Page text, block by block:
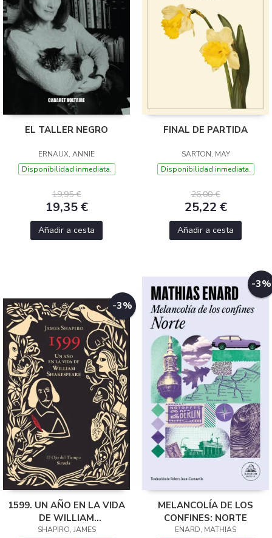
EL TALLER NEGRO
ERNAUX, ANNIE
Disponibilidad inmediata.
19,95 €
19,35 €
Añadir a cesta
FINAL DE PARTIDA
SARTON, MAY
Disponibilidad inmediata.
26,00 €
25,22 €
Añadir a cesta
-3%
1599. UN AÑO EN LA VIDA
DE WILLIAM
SHAKESPEARE
SHAPIRO, JAMES
-3%
MELANCOLÍA DE LOS
CONFINES: NORTE
ENARD, MATHIAS